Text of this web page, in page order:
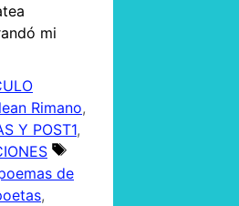
mi
Rimano,
Y POST1,
de
,